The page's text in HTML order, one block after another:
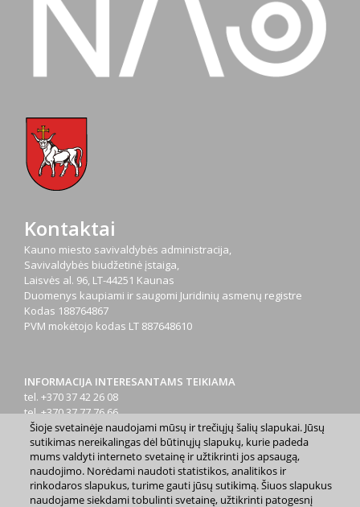
Kontaktai
Kauno miesto savivaldybės administracija,
Savivaldybės biudžetinė įstaiga,
Laisvės al. 96, LT-44251 Kaunas
Duomenys kaupiami ir saugomi Juridinių asmenų registre
Kodas 188764867
PVM mokėtojo kodas LT 887648610
INFORMACIJA INTERESANTAMS TEIKIAMA
tel. +370 37 42 26 08
tel. +370 37 77 76 66
tel. +370 660 07000
el. p.info@kaunas.lt
Šioje svetainėje naudojami mūsų ir trečiųjų šalių slapukai. Jūsų
sutikimas nereikalingas dėl būtinųjų slapukų, kurie padeda
mums valdyti interneto svetainę ir užtikrinti jos apsaugą,
naudojimo. Norėdami naudoti statistikos, analitikos ir
rinkodaros slapukus, turime gauti jūsų sutikimą. Šiuos slapukus
naudojame siekdami tobulinti svetainę, užtikrinti patogesnį